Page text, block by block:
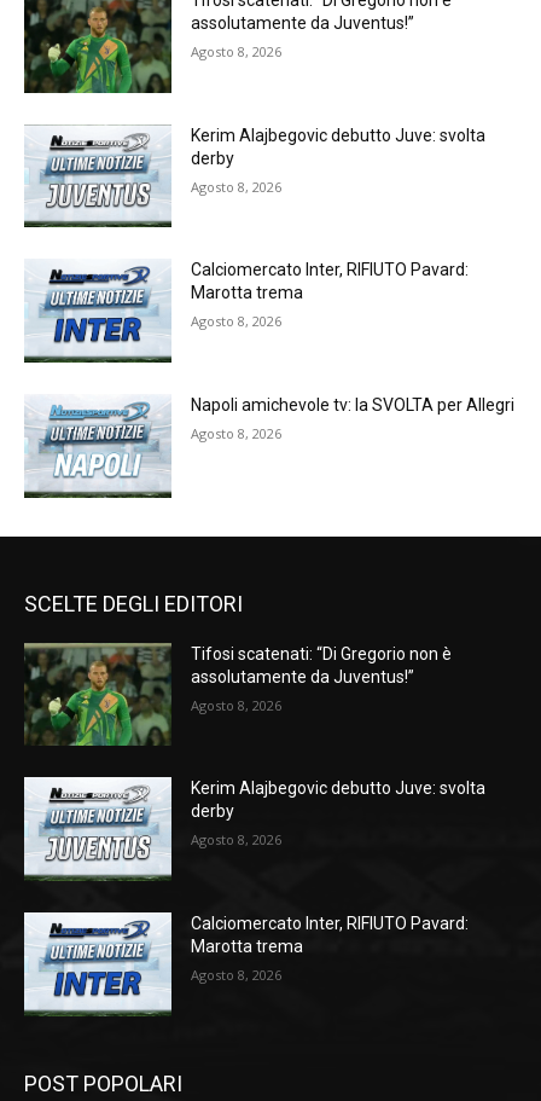
assolutamente da Juventus!”
Agosto 8, 2026
Kerim Alajbegovic debutto Juve: svolta
derby
Agosto 8, 2026
Calciomercato Inter, RIFIUTO Pavard:
Marotta trema
Agosto 8, 2026
Napoli amichevole tv: la SVOLTA per Allegri
Agosto 8, 2026
SCELTE DEGLI EDITORI
Tifosi scatenati: “Di Gregorio non è
assolutamente da Juventus!”
Agosto 8, 2026
Kerim Alajbegovic debutto Juve: svolta
derby
Agosto 8, 2026
Calciomercato Inter, RIFIUTO Pavard:
Marotta trema
Agosto 8, 2026
POST POPOLARI